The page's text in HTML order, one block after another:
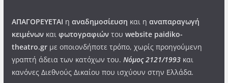
ΑΠΑΓΟΡΕΥΕΤΑΙ η αναδημοσίευση και η αναπαραγωγή
κειμένωνκαι φωτογραφιώντου website paidiko-
theatro.grμε οποιονδήποτε τρόπο, χωρίς προηγούμενη
γραπτή άδεια των κατόχων του. Νόμος 2121/1993και
κανόνες Διεθνούς Δικαίου που ισχύουν στην Ελλάδα.